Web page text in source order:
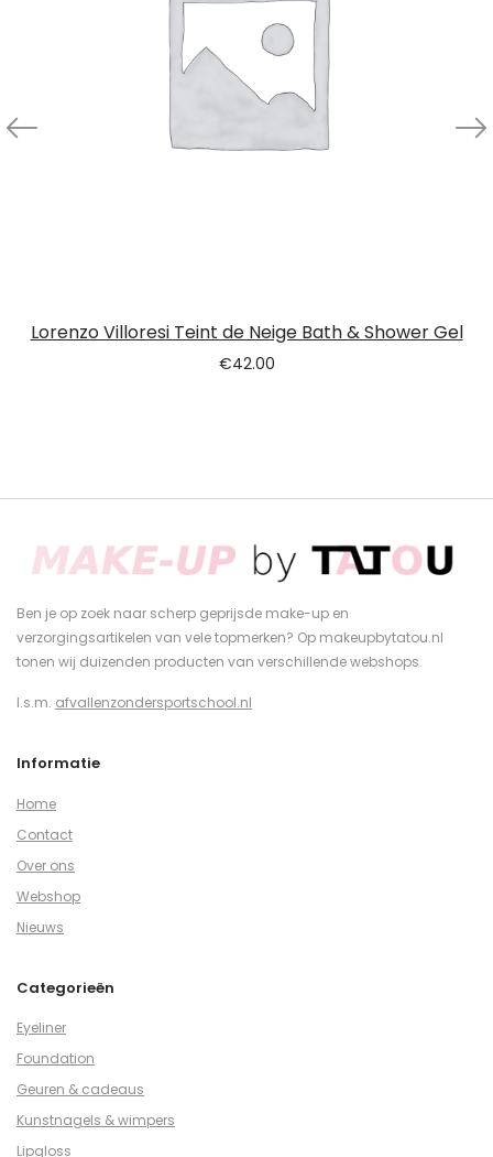
Lorenzo Villoresi Teint de Neige Bath & Shower Gel
€42.00
Ben je op zoek naar scherp geprijsde make-up en
verzorgingsartikelen van vele topmerken? Op makeupbytatou.nl
tonen wij duizenden producten van verschillende webshops.
I.s.m. afvallenzondersportschool.nl
Informatie
Home
Contact
Over ons
Webshop
Nieuws
Categorieën
Eyeliner
Foundation
Geuren & cadeaus
Kunstnagels & wimpers
Lipgloss